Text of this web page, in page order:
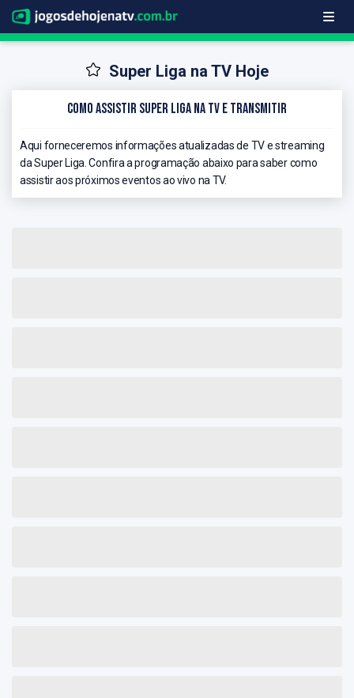
Super Liga na TV Hoje
Como Assistir Super Liga na TV e Transmitir
Aqui forneceremos informações atualizadas de TV e streaming
da Super Liga. Confira a programação abaixo para saber como
assistir aos próximos eventos ao vivo na TV.